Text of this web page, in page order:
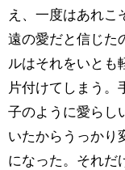
え、一度はあれこ
遠の愛だと信じた
ルはそれをいとも
片付けてしまう。
子のように愛らし
いたからうっかり
になった。それだ